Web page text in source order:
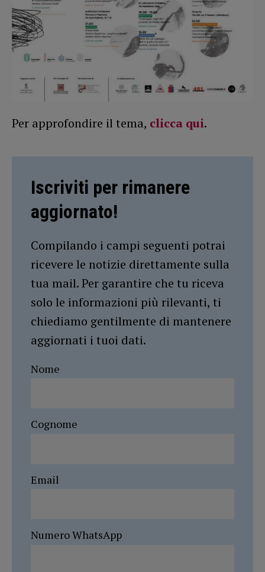
Per approfondire il tema, clicca qui.
Iscriviti per rimanere
aggiornato!
Compilando i campi seguenti potrai
ricevere le notizie direttamente sulla
tua mail. Per garantire che tu riceva
solo le informazioni più rilevanti, ti
chiediamo gentilmente di mantenere
aggiornati i tuoi dati.
Nome
Cognome
Email
Numero WhatsApp